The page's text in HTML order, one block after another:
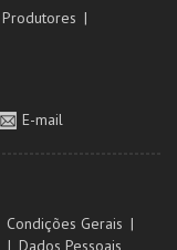
Produtores
E-mail
Condições Gerais
Dados Pessoais